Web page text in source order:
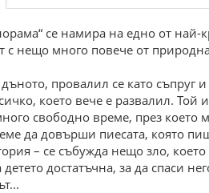
се намира на едно от най-
с нещо много повече от
провалил се като съпруг
което вече е развалил. Той
свободно време, през
да довърши пиесата, която
– се събужда нещо зло,
детето достатъчна, за да спаси